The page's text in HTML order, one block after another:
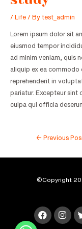
/ Life/ By test_admin
Lorem ipsum dolor sit
eiusmod tempor
ad minim veniam, quis
aliquip ex ea commodo
reprehenderit in
pariatur. Excepteur sint
culpa qui officia
←Previous
©Copyright
F
a
I
n